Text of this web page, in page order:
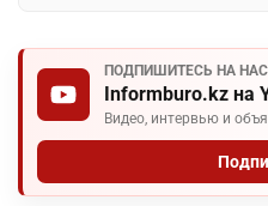
ПОДПИШИТЕСЬ НА НАС
Informburo.kz на
Видео, интервью и